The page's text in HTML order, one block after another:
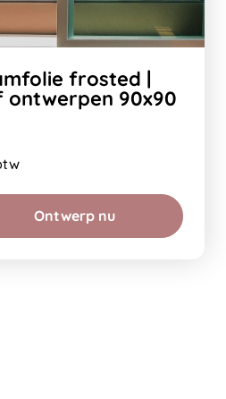
frosted |
ontwerpen 90x90
Ontwerp nu